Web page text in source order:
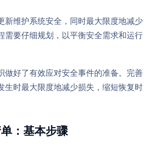
新维护系统安全，同时最大限度地减少
需要仔细规划，以平衡安全需求和运行
做好了有效应对安全事件的准备。完善
生时最大限度地减少损失，缩短恢复时
：基本步骤